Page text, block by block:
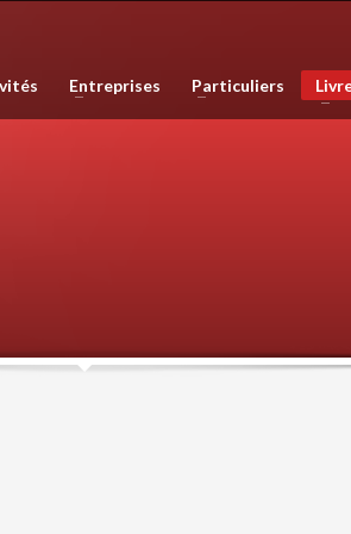
également compétente en infographie, en
également des sites internet et
Entreprises Particuliers